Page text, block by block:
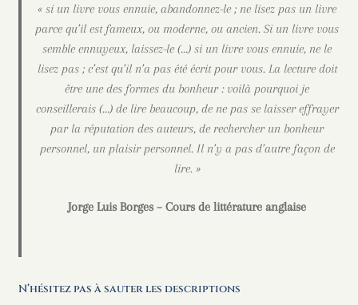
« si un livre vous ennuie, abandonnez-le ; ne lisez pas un livre
parce qu’il est fameux, ou moderne, ou ancien. Si un livre vous
semble ennuyeux, laissez-le (…) si un livre vous ennuie, ne le
lisez pas ; c’est qu’il n’a pas été écrit pour vous. La lecture doit
être une des formes du bonheur : voilà pourquoi je
conseillerais (…) de lire beaucoup, de ne pas se laisser effrayer
par la réputation des auteurs, de rechercher un bonheur
personnel, un plaisir personnel. Il n’y a pas d’autre façon de
lire. »
Jorge Luis Borges – Cours de littérature anglaise
N’hésitez pas à sauter les descriptions